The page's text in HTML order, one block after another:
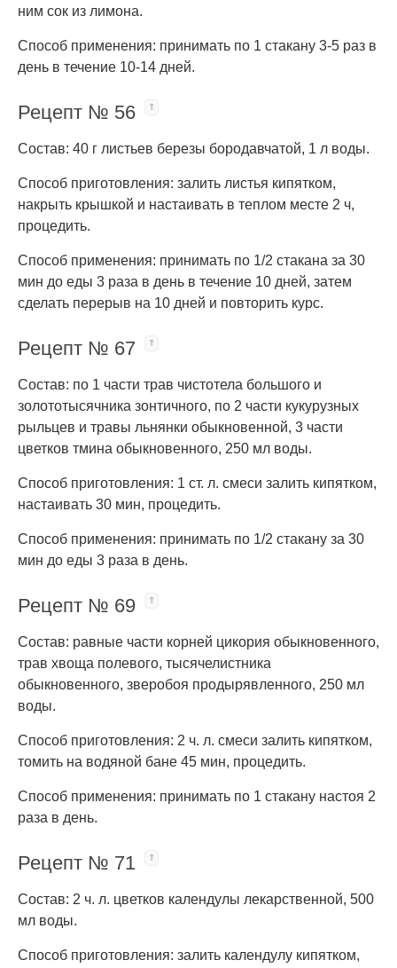
ним сок из лимона.
Способ применения: принимать по 1 стакану 3-5 раз в
день в течение 10-14 дней.
Рецепт № 56
Состав: 40 г листьев березы бородавчатой, 1 л воды.
Способ приготовления: залить листья кипятком,
накрыть крышкой и настаивать в теплом месте 2 ч,
процедить.
Способ применения: принимать по 1/2 стакана за 30
мин до еды 3 раза в день в течение 10 дней, затем
сделать перерыв на 10 дней и повторить курс.
Рецепт № 67
Состав: по 1 части трав чистотела большого и
золототысячника зонтичного, по 2 части кукурузных
рыльцев и травы льнянки обыкновенной, 3 части
цветков тмина обыкновенного, 250 мл воды.
Способ приготовления: 1 ст. л. смеси залить кипятком,
настаивать 30 мин, процедить.
Способ применения: принимать по 1/2 стакану за 30
мин до еды 3 раза в день.
Рецепт № 69
Состав: равные части корней цикория обыкновенного,
трав хвоща полевого, тысячелистника
обыкновенного, зверобоя продырявленного, 250 мл
воды.
Способ приготовления: 2 ч. л. смеси залить кипятком,
томить на водяной бане 45 мин, процедить.
Способ применения: принимать по 1 стакану настоя 2
раза в день.
Рецепт № 71
Состав: 2 ч. л. цветков календулы лекарственной, 500
мл воды.
Способ приготовления: залить календулу кипятком,